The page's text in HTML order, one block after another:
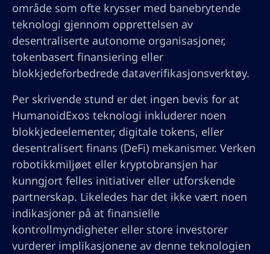
område som ofte krysser med banebrytende
teknologi gjennom opprettelsen av
desentraliserte autonome organisasjoner,
tokenbasert finansiering eller
blokkjedeforbedrede dataverifikasjonsverktøy.
Per skrivende stund er det ingen bevis for at
HumanoidExos teknologi inkluderer noen
blokkjedeelementer, digitale tokens, eller
desentralisert finans (DeFi) mekanismer. Verken
robotikkmiljøet eller kryptobransjen har
kunngjort felles initiativer eller utforskende
partnerskap. Likeledes har det ikke vært noen
indikasjoner på at finansielle
kontrollmyndigheter eller store investorer
vurderer implikasjonene av denne teknologien